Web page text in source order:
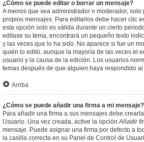
¿Cómo se puede editar o borrar un mensaje?
A menos que sea administrador o moderador,
propios mensajes. Para editarlos debe hacer clic
esta opción solo es válida durante un cierto
editase su tema, encontrará un pequeño texto
y las veces que lo ha sido. No aparece si fue un
quién lo editó, aunque la mayoría de las veces el
usuario y la causa de la edición. Los usuarios
temas después de que alguien haya respondido al
Arriba
¿Cómo se puede añadir una firma a mi mensaje?
Para añadir una firma a sus mensajes debe
Usuario. Una vez creada, active la opciónAñadir
mensaje. Puede asignar una firma por defecto a
la casilla correcta en su Panel de Control de